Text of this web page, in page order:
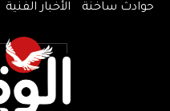
حوادث ساخنة الأخبار الفنية